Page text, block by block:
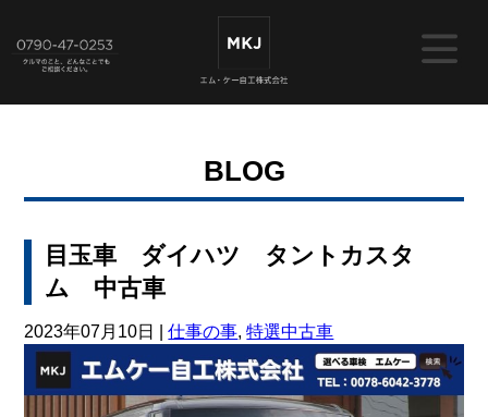
BLOG
目玉車 ダイハツ タントカスタ
ム 中古車
2023年07月10日 |仕事の事,特選中古車